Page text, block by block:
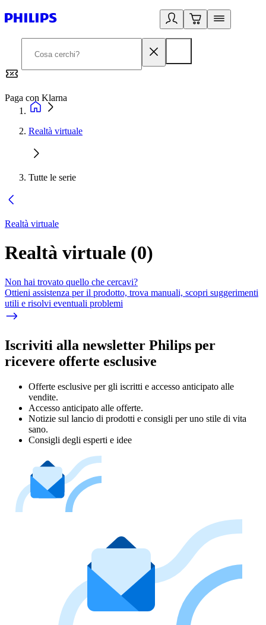
Paga con Klarna
Realtà virtuale
Tutte le serie
Realtà virtuale
Realtà virtuale (0)
Non hai trovato quello che cercavi?
Ottieni assistenza per il prodotto, trova manuali, scopri suggerimenti
utili e risolvi eventuali problemi
Iscriviti alla newsletter Philips per
ricevere offerte esclusive
Offerte esclusive per gli iscritti e accesso anticipato alle
vendite.
Accesso anticipato alle offerte.
Notizie sul lancio di prodotti e consigli per uno stile di vita
sano.
Consigli degli esperti e idee